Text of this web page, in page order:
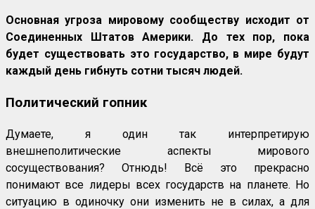
Основная угроза мировому сообществу исходит от
Соединенных Штатов Америки. До тех пор, пока
будет существовать это государство, в мире будут
каждый день гибнуть сотни тысяч людей.
Политический гопник
Думаете, я один так интерпретирую
внешнеполитические аспекты мирового
сосуществования? Отнюдь! Всё это прекрасно
понимают все лидеры всех государств на планете. Но
ситуацию в одиночку они изменить не в силах, а для